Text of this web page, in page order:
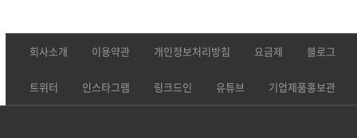
회사소개 이용약관 개인정보처리방침 요금제 블로그
트위터 인스타그램 링크드인 유튜브 기업제품홍보관